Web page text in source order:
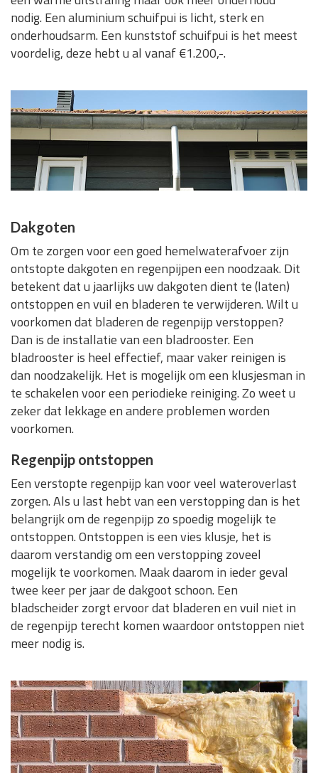
nodig. Een aluminium schuifpui is licht, sterk en
onderhoudsarm. Een kunststof schuifpui is het meest
voordelig, deze hebt u al vanaf €1.200,-.
Dakgoten
Om te zorgen voor een goed hemelwaterafvoer zijn
ontstopte dakgoten en regenpijpen een noodzaak. Dit
betekent dat u jaarlijks uw dakgoten dient te (laten)
ontstoppen en vuil en bladeren te verwijderen. Wilt u
voorkomen dat bladeren de regenpijp verstoppen?
Dan is de installatie van een bladrooster. Een
bladrooster is heel effectief, maar vaker reinigen is
dan noodzakelijk. Het is mogelijk om een klusjesman in
te schakelen voor een periodieke reiniging. Zo weet u
zeker dat lekkage en andere problemen worden
voorkomen.
Regenpijp ontstoppen
Een verstopte regenpijp kan voor veel wateroverlast
zorgen. Als u last hebt van een verstopping dan is het
belangrijk om de regenpijp zo spoedig mogelijk te
ontstoppen. Ontstoppen is een vies klusje, het is
daarom verstandig om een verstopping zoveel
mogelijk te voorkomen. Maak daarom in ieder geval
twee keer per jaar de dakgoot schoon. Een
bladscheider zorgt ervoor dat bladeren en vuil niet in
de regenpijp terecht komen waardoor ontstoppen niet
meer nodig is.